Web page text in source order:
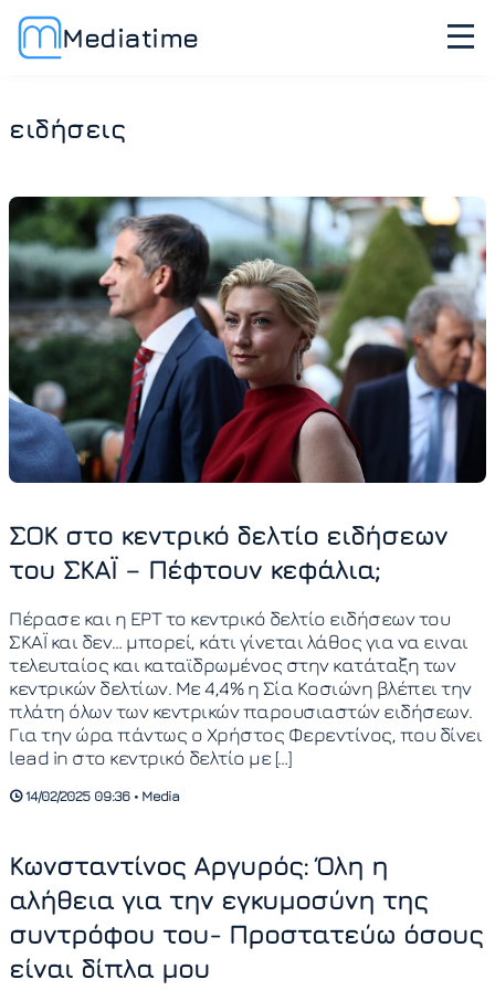
Mediatime
ειδήσεις
ΣΟΚ στο κεντρικό δελτίο ειδήσεων
του ΣΚΑΪ – Πέφτουν κεφάλια;
Πέρασε και η ΕΡΤ το κεντρικό δελτίο ειδήσεων του
ΣΚΑΪ και δεν… μπορεί, κάτι γίνεται λάθος για να ειναι
τελευταίος και καταϊδρωμένος στην κατάταξη των
κεντρικών δελτίων. Με 4,4% η Σία Κοσιώνη βλέπει την
πλάτη όλων των κεντρικών παρουσιαστών ειδήσεων.
Για την ώρα πάντως ο Χρήστος Φερεντίνος, που δίνει
lead in στο κεντρικό δελτίο με […]
14/02/2025 09:36 • Media
Κωνσταντίνος Αργυρός: Όλη η
αλήθεια για την εγκυμοσύνη της
συντρόφου του- Προστατεύω όσους
είναι δίπλα μου